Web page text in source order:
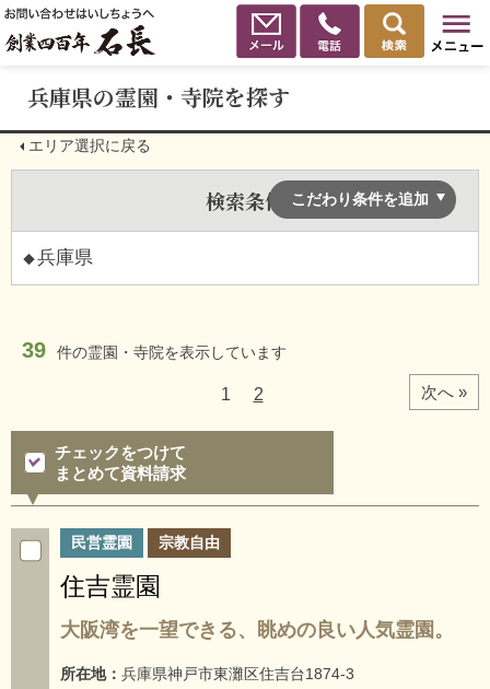
兵庫県の霊園・寺院を探す
エリア選択に戻る
こだわり条件を追加
検索条件
兵庫県
39 件の霊園・寺院を表示しています
1 2 次へ »
チェックをつけて
まとめて資料請求
民営霊園 宗教自由
住吉霊園
大阪湾を一望できる、眺めの良い人気霊園。
所在地： 兵庫県神戸市東灘区住吉台1874-3